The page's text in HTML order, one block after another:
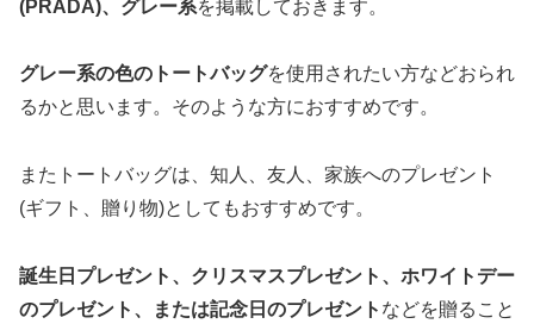
(PRADA)、グレー系を掲載しておきます。
グレー系の色のトートバッグを使用されたい方などおられ
るかと思います。そのような方におすすめです。
またトートバッグは、知人、友人、家族へのプレゼント
(ギフト、贈り物)としてもおすすめです。
誕生日プレゼント、クリスマスプレゼント、ホワイトデー
のプレゼント、または記念日のプレゼント などを贈ること